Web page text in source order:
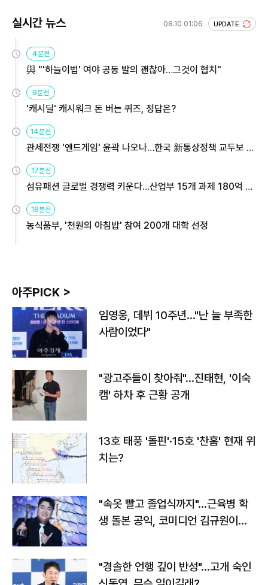
실시간 뉴스 08.10 01:06 UPDATE
4분전
與 "'하늘이법' 여야 공동 발의 괜찮아…그것이 협치"
9분전
'캐시딜' 캐시워크 돈 버는 퀴즈, 정답은?
14분전
관세전쟁 '엔드게임' 윤곽 나오나…한국 新통상정책 교두보 활
17분전
섬유패션 글로벌 경쟁력 키운다…산업부 15개 과제 180억 지
18분전
농식품부, '천원의 아침밥' 참여 200개 대학 선정
아주PICK >
임영웅, 데뷔 10주년…"난 늘 부족한
사람이었다"
"광고주들이 찾아줘"…진태현, '이숙
캠' 하차 후 근황 공개
13호 태풍 '돌핀'·15호 '찬홈' 현재 위
치는?
"속옷 빨고 졸업식까지"…근육병 학
생 돌본 공익, 코미디언 김규원이었
"경솔한 언행 깊이 반성"…고개 숙인